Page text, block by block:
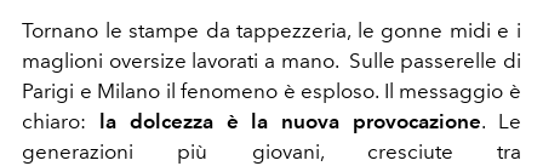
Tornano le stampe da tappezzeria, le gonne midi e i
maglioni oversize lavorati a mano. Sulle passerelle di
Parigi e Milano il fenomeno è esploso. Il messaggio è
chiaro:
la dolcezza è la nuova provocazione. Le
generazioni più giovani, cresciute tra